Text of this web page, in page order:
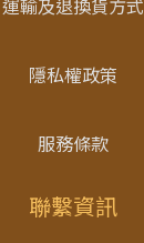
運輸及退換貨方式
隱私權政策
服務條款
聯繫資訊